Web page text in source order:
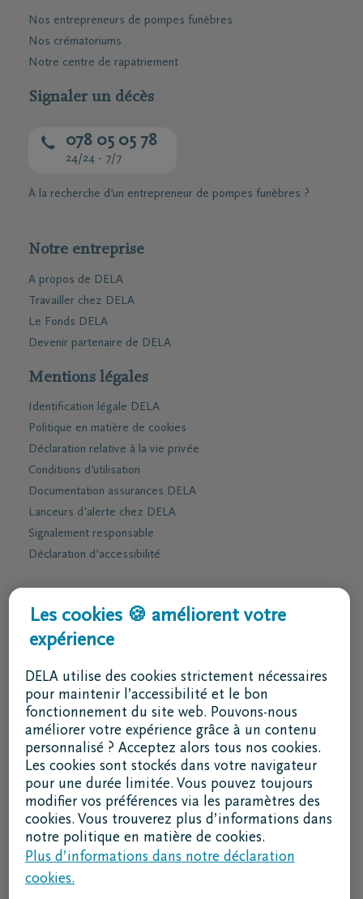
Nos entrepreneurs de pompes funèbres
Nos crématoriums
Notre centre de rapatriement
Signaler un décès
078 05 05 78
24/24 - 7/7
À la recherche d’un entrepreneur de pompes funèbres ?
Notre entreprise
A propos de DELA
Travailler chez DELA
Le Fonds DELA
Devenir partenaire de DELA
Mentions légales
Identification légale DELA
Politique en matière de cookies
Déclaration relative à la vie privée
Conditions d'utilisation
Documentation assurances DELA
Lanceurs d'alerte chez DELA
Signalement responsable
Déclaration d’accessibilité
Services & contact
J'ai une question
Je souhaite une brochure par la poste
02 800 87 87
lu - ve 8h30 - 17h
Je suis un intermédiaire
Se connecter à DELAconnect
Je suis un fournisseur
Code RSE
Les cookies 🍪 améliorent votre
expérience
DELA utilise des cookies strictement nécessaires
pour maintenir l’accessibilité et le bon
fonctionnement du site web. Pouvons-nous
améliorer votre expérience grâce à un contenu
personnalisé ? Acceptez alors tous nos cookies.
Les cookies sont stockés dans votre navigateur
pour une durée limitée. Vous pouvez toujours
modifier vos préférences via les paramètres des
cookies. Vous trouverez plus d’informations dans
notre politique en matière de cookies.
Plus d’informations dans notre déclaration
cookies.